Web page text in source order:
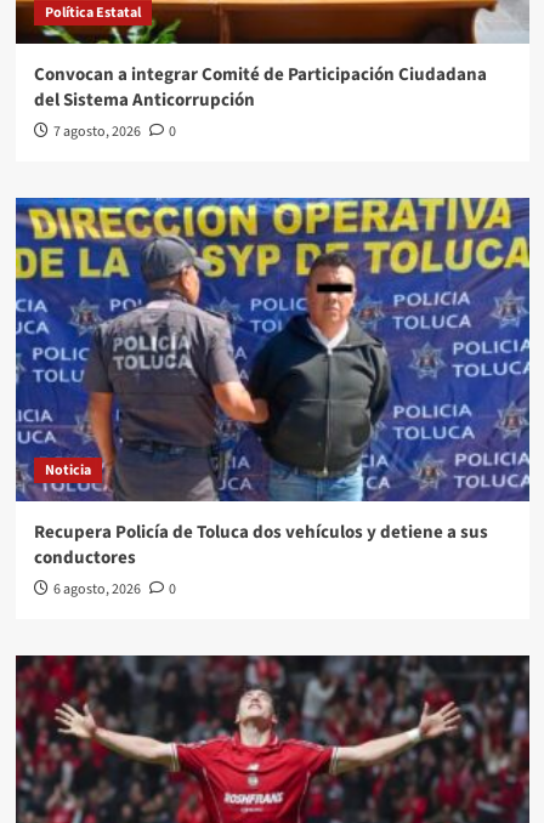
Política Estatal
Convocan a integrar Comité de Participación Ciudadana
del Sistema Anticorrupción
7 agosto, 2026 0
Noticia
Recupera Policía de Toluca dos vehículos y detiene a sus
conductores
6 agosto, 2026 0